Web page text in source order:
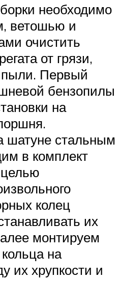
необходимо
ветошью и
очистить
от грязи,
пыли. Первый
бензопилы
на
шатуне стальным
в комплект
колец
их
монтируем
на
их хрупкости и